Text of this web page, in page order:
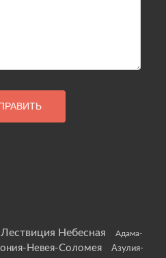
Лествиция Небесная
Адама-
Невея-Соломея
Азулия-